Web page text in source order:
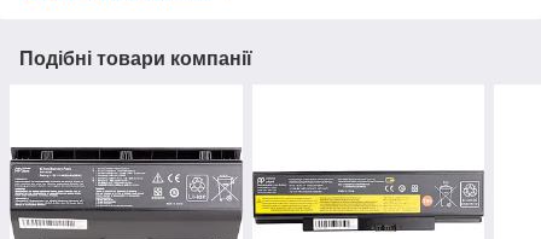
Подібні товари компанії